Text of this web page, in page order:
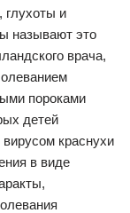
глухоты и
называют это
врача,
пороками
детей
вирусом краснухи
в виде